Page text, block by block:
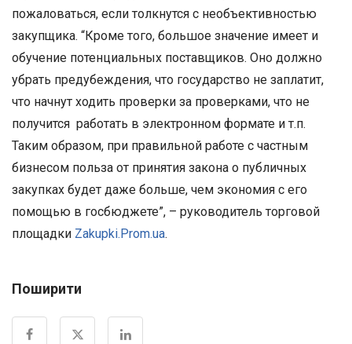
пожаловаться, если толкнутся с необъективностью
закупщика. “Кроме того, большое значение имеет и
обучение потенциальных поставщиков. Оно должно
убрать предубеждения, что государство не заплатит,
что начнут ходить проверки за проверками, что не
получится работать в электронном формате и т.п.
Таким образом, при правильной работе с частным
бизнесом польза от принятия закона о публичных
закупках будет даже больше, чем экономия с его
помощью в госбюджете”, – руководитель торговой
площадки Zakupki.Prom.ua.
Поширити